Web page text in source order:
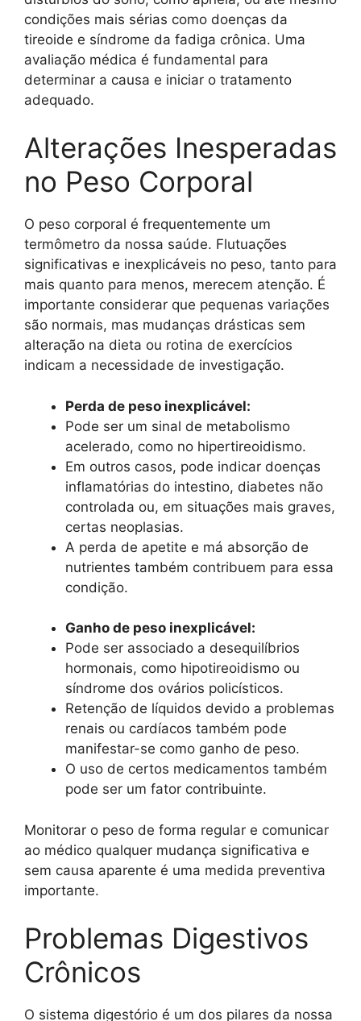
condições mais sérias como doenças da
tireoide e síndrome da fadiga crônica. Uma
avaliação médica é fundamental para
determinar a causa e iniciar o tratamento
adequado.
Alterações Inesperadas
no Peso Corporal
O peso corporal é frequentemente um
termômetro da nossa saúde. Flutuações
significativas e inexplicáveis no peso, tanto para
mais quanto para menos, merecem atenção. É
importante considerar que pequenas variações
são normais, mas mudanças drásticas sem
alteração na dieta ou rotina de exercícios
indicam a necessidade de investigação.
Perda de peso inexplicável:
Pode ser um sinal de metabolismo
acelerado, como no hipertireoidismo.
Em outros casos, pode indicar doenças
inflamatórias do intestino, diabetes não
controlada ou, em situações mais graves,
certas neoplasias.
A perda de apetite e má absorção de
nutrientes também contribuem para essa
condição.
Ganho de peso inexplicável:
Pode ser associado a desequilíbrios
hormonais, como hipotireoidismo ou
síndrome dos ovários policísticos.
Retenção de líquidos devido a problemas
renais ou cardíacos também pode
manifestar-se como ganho de peso.
O uso de certos medicamentos também
pode ser um fator contribuinte.
Monitorar o peso de forma regular e comunicar
ao médico qualquer mudança significativa e
sem causa aparente é uma medida preventiva
importante.
Problemas Digestivos
Crônicos
O sistema digestório é um dos pilares da nossa